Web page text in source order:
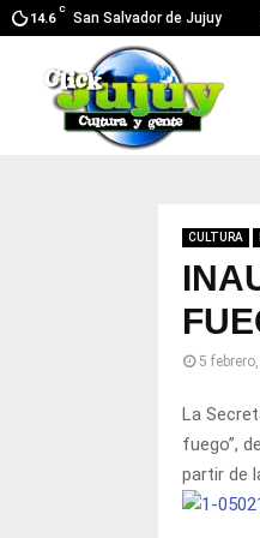
14.6
C
San Salvador de Jujuy
CULTURA
5
La
fuego”,
partir de